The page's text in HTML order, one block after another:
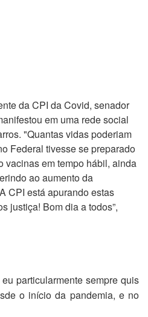
da CPI da Covid, senador
em uma rede social
"Quantas vidas poderiam
Federal tivesse se preparado
vacinas em tempo hábil, ainda
ao aumento da
CPI está apurando estas
justiça! Bom dia a todos”,
particularmente sempre quis
o início da pandemia, e no